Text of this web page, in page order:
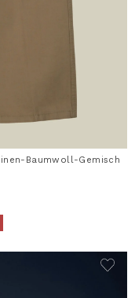
Baumwoll-Gemisch